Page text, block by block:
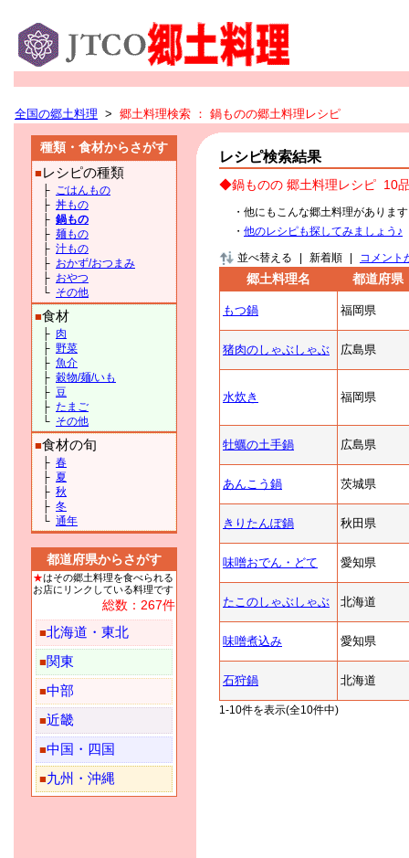
全国の郷土料理 > 郷土料理検索 ： 鍋ものの郷土料理レシピ
種類・食材からさがす
■ レシピの種類
├ ごはんもの
├ 丼もの
├ 鍋もの
├ 麺もの
├ 汁もの
├ おかず/おつまみ
├ おやつ
└ その他
■食材
├ 肉
├ 野菜
├ 魚介
├ 穀物/麺/いも
├ 豆
├ たまご
└ その他
■食材の旬
├ 春
├ 夏
├ 秋
├ 冬
└ 通年
都道府県からさがす
★はその郷土料理を食べられる
お店にリンクしている料理です
総数：267件
■北海道・東北
■関東
■中部
■近畿
■中国・四国
■九州・沖縄
レシピ検索結果
◆鍋ものの 郷土料理レシピ 10
・他にもこんな郷土料理がありま
・ 他のレシピも探してみましょう♪
並べ替える 新着順 コメント
郷土料理名 都道府県
もつ鍋 福岡県
猪肉のしゃぶしゃぶ 広島県
水炊き 福岡県
牡蠣の土手鍋 広島県
あんこう鍋 茨城県
きりたんぽ鍋 秋田県
味噌おでん・どて 愛知県
たこのしゃぶしゃぶ 北海道
味噌煮込み 愛知県
石狩鍋 北海道
1-10件を表示(全10件中)